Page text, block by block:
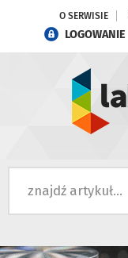
O SERWISIE
LOGOWANIE